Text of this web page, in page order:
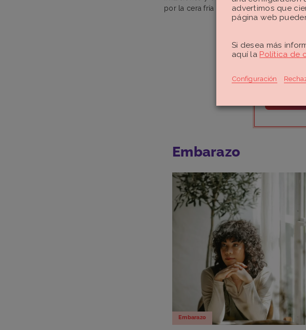
por la cera fría y correrás menos
¿Te
Embarazo
Embarazo
advertimos que
página web
Si desea más
aquí la Política de
Configuración